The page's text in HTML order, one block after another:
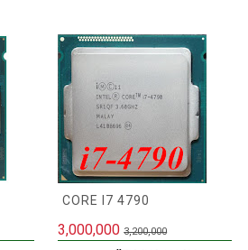
CORE I7 4790
3,000,000 3,200,000